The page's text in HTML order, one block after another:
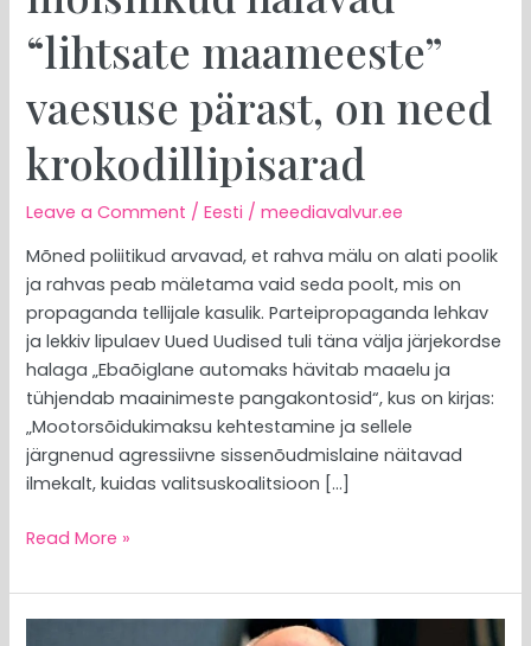
“lihtsate maameeste”
vaesuse pärast, on need
krokodillipisarad
Leave a Comment /Eesti /meediavalvur.ee
Mõned poliitikud arvavad, et rahva mälu on alati poolik
ja rahvas peab mäletama vaid seda poolt, mis on
propaganda tellijale kasulik. Parteipropaganda lehkav
ja lekkiv lipulaev Uued Uudised tuli täna välja järjekordse
halaga „Ebaõiglane automaks hävitab maaelu ja
tühjendab maainimeste pangakontosid“, kus on kirjas:
„Mootorsõidukimaksu kehtestamine ja sellele
järgnenud agressiivne sissenõudmislaine näitavad
ilmekalt, kuidas valitsuskoalitsioon […]
Read More »